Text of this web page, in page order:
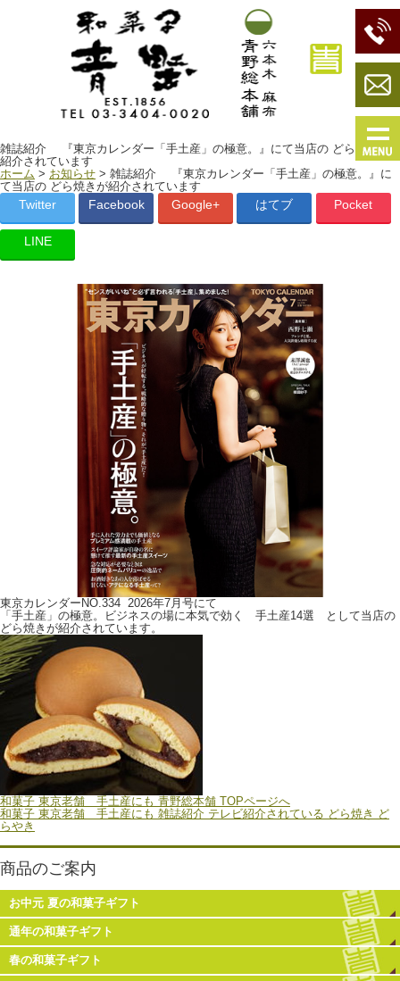
雑誌紹介 『東京カレンダー「手土産」の極意。』にて当店の どら焼きが
紹介されています
ホーム > お知らせ > 雑誌紹介 『東京カレンダー「手土産」の極意。』に
て当店の どら焼きが紹介されています
Twitter Facebook Google+ はてブ Pocket
LINE
東京カレンダーNO.334 2026年7月号にて
「手土産」の極意。ビジネスの場に本気で効く 手土産14選 として当店の
どら焼きが紹介されています。
和菓子 東京老舗 手土産にも 青野総本舗 TOPページへ
和菓子 東京老舗 手土産にも 雑誌紹介 テレビ紹介されている どら焼き ど
らやき
商品のご案内
お中元 夏の和菓子ギフト
通年の和菓子ギフト
春の和菓子ギフト